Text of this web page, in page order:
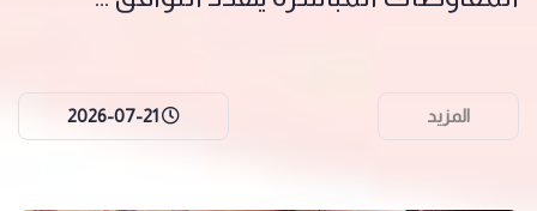
المزيد